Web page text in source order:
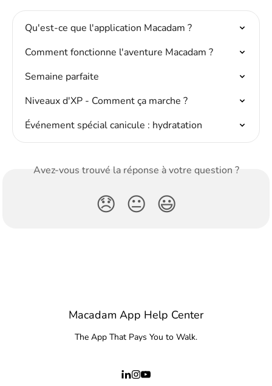
Qu'est-ce que l'application Macadam ?
Comment fonctionne l'aventure Macadam ?
Semaine parfaite
Niveaux d'XP - Comment ça marche ?
Événement spécial canicule : hydratation
Avez-vous trouvé la réponse à votre question ?
😞 😐 😃
Macadam App Help Center
The App That Pays You to Walk.